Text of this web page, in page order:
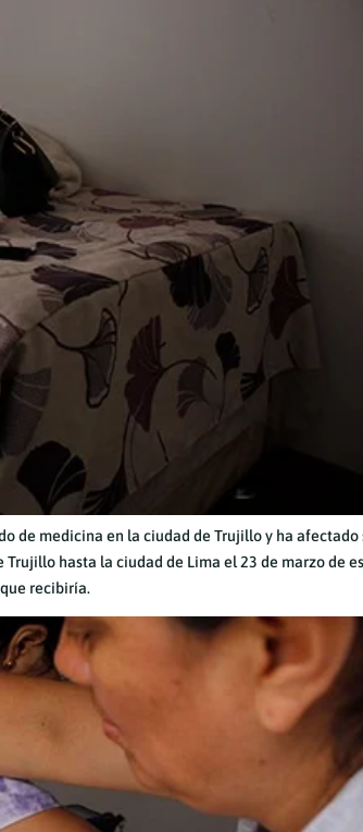
de medicina en la ciudad de Trujillo y ha afectado
hasta la ciudad de Lima el 23 de marzo de
recibiría.